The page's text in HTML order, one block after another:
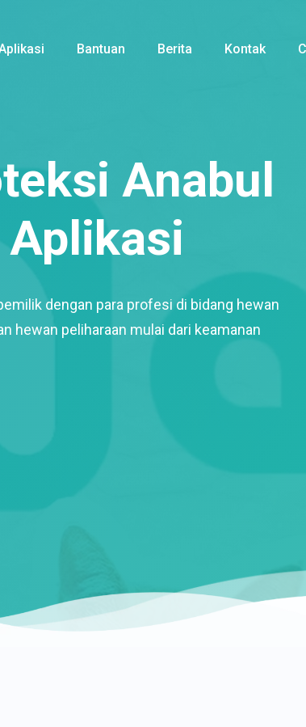
Bantuan Berita Kontak
Anabul
Aplikasi
dengan para profesi di bidang hewan
hewan peliharaan mulai dari keamanan